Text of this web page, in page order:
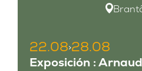
22.08>28.08
Exposición :